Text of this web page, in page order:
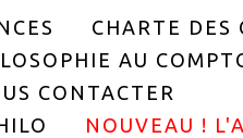
CHARTE DES
AU
CONTACTER
NOUVEAU !